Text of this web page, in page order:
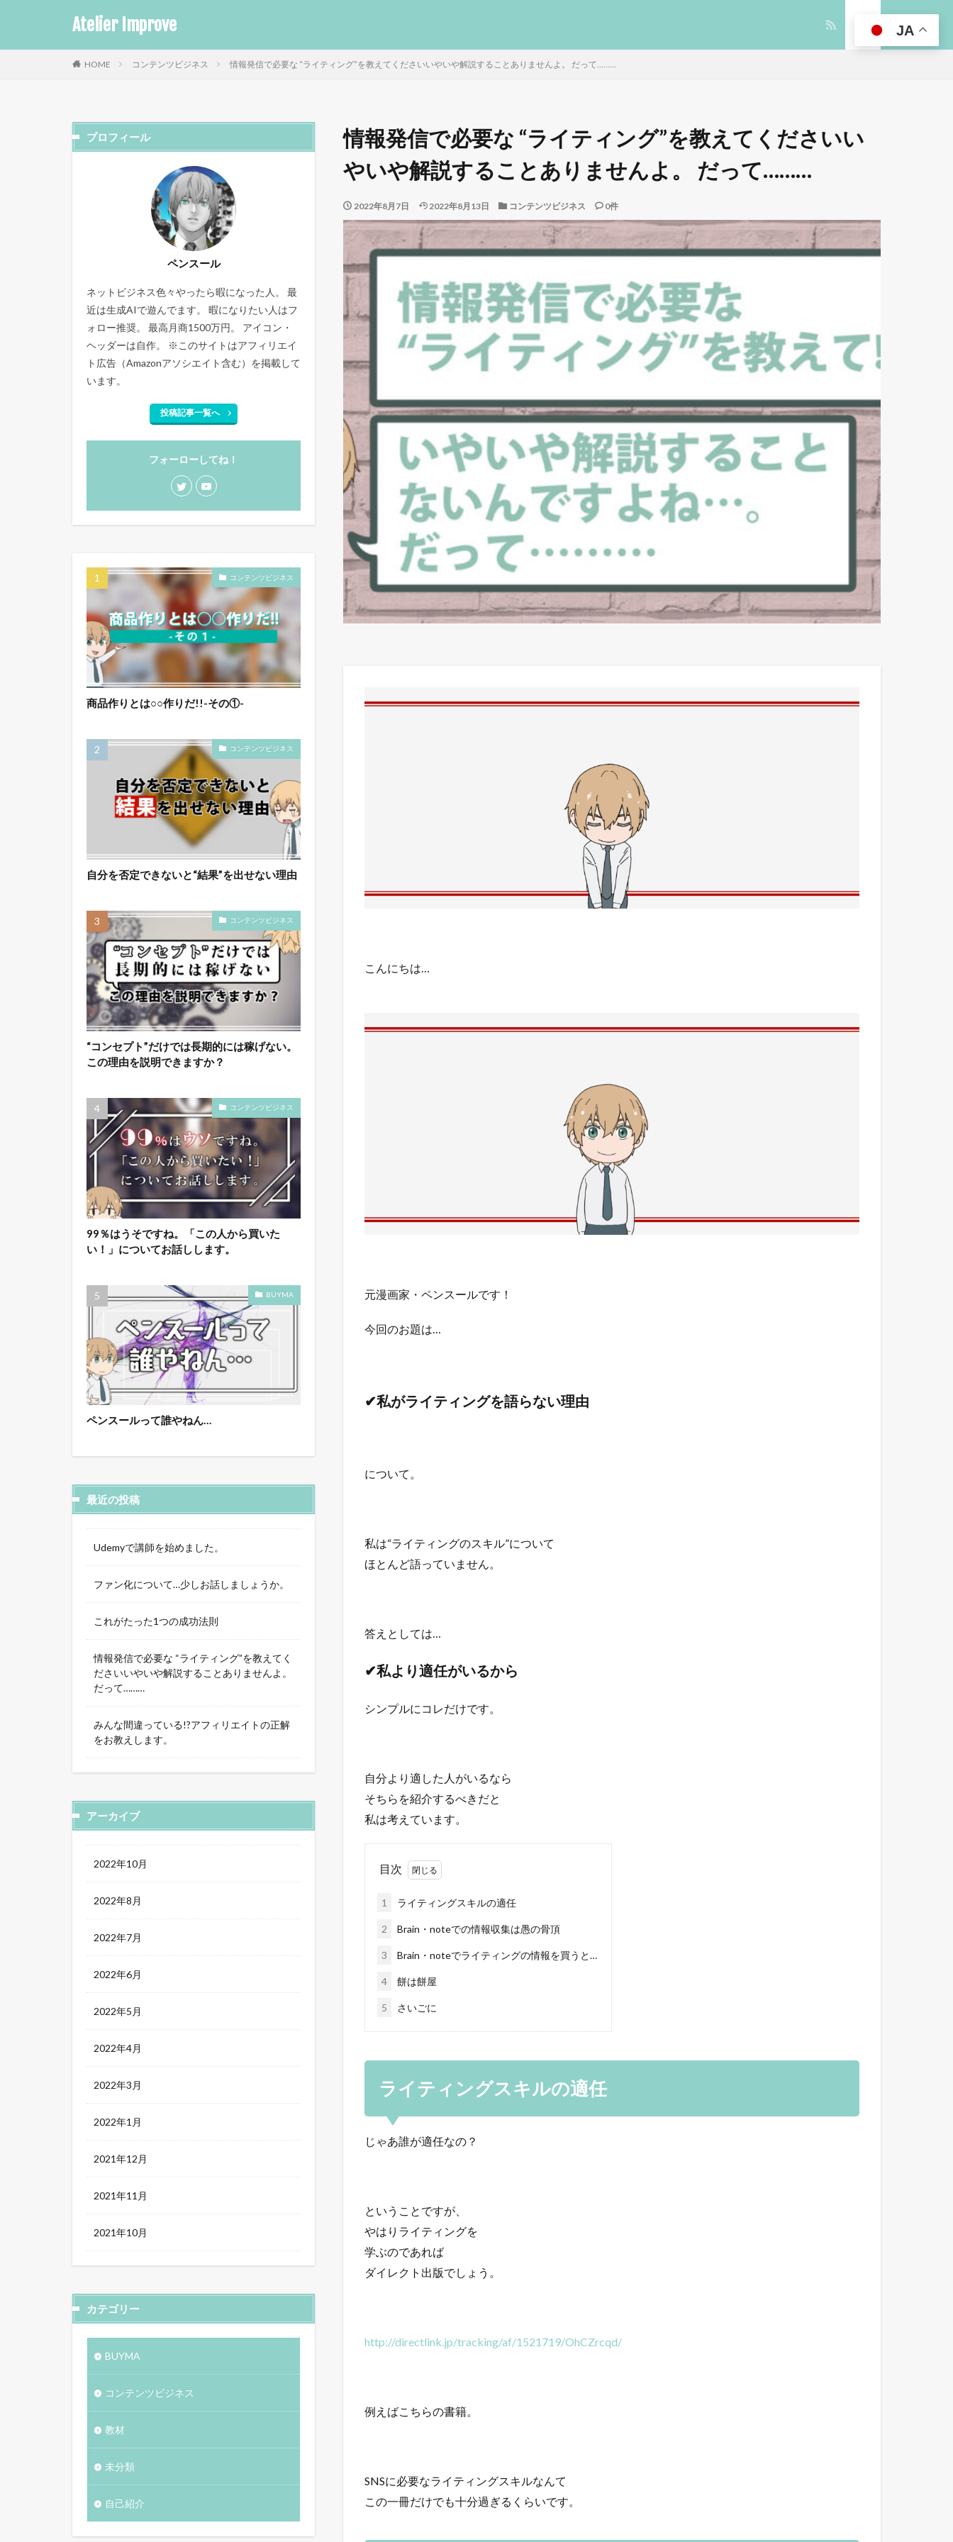
Atelier Improve
HOME コンテンツビジネス 情報発信で必要な “ライティング”を教えてくださいいやいや解説することありませんよ。 だって………
情報発信で必要な “ライティング”を教えてくださいい
やいや解説することありませんよ。 だって………
2022年8月7日 2022年8月13日 コンテンツビジネス 0件
こんにちは…
元漫画家・ペンスールです！
今回のお題は…
✔私がライティングを語らない理由
について。
私は“ライティングのスキル”について
ほとんど語っていません。
答えとしては…
✔私より適任がいるから
シンプルにコレだけです。
自分より適した人がいるなら
そちらを紹介するべきだと
私は考えています。
目次
1 ライティングスキルの適任
2 Brain・noteでの情報収集は愚の骨頂
3 Brain・noteでライティングの情報を買うと…
4 餅は餅屋
5 さいごに
ライティングスキルの適任
じゃあ誰が適任なの？
ということですが、
やはりライティングを
学ぶのであれば
ダイレクト出版でしょう。
http://directlink.jp/tracking/af/1521719/OhCZrcqd/
例えばこちらの書籍。
SNSに必要なライティングスキルなんて
この一冊だけでも十分過ぎるくらいです。
プロフィール
ペンスール
ネットビジネス色々やったら暇になった人。 最
近は生成AIで遊んでます。 暇になりたい人はフ
ォロー推奨。 最高月商1500万円。 アイコン・
ヘッダーは自作。 ※このサイトはアフィリエイ
ト広告（Amazonアソシエイト含む）を掲載して
います。
投稿記事一覧へ
フォーローしてね！
コンテンツビジネス
商品作りとは○○作りだ!!-その①-
コンテンツビジネス
自分を否定できないと“結果”を出せない理由
コンテンツビジネス
“コンセプト”だけでは長期的には稼げない。
この理由を説明できますか？
コンテンツビジネス
99％はうそですね。「この人から買いた
い！」についてお話しします。
BUYMA
ペンスールって誰やねん…
最近の投稿
Udemyで講師を始めました。
ファン化について…少しお話しましょうか。
これがたった1つの成功法則
情報発信で必要な “ライティング”を教えてく
ださいいやいや解説することありませんよ。
だって………
みんな間違っている!?アフィリエイトの正解
をお教えします。
アーカイブ
2022年10月
2022年8月
2022年7月
2022年6月
2022年5月
2022年4月
2022年3月
2022年1月
2021年12月
2021年11月
2021年10月
カテゴリー
BUYMA
コンテンツビジネス
教材
未分類
自己紹介
JA